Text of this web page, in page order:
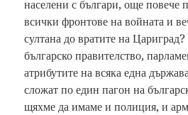
населени с българи, още повече
всички фронтове на войната и
султана до вратите на
българско правителство,
атрибутите на всяка една
сложат по един пагон на
щяхме да имаме и полиция, и